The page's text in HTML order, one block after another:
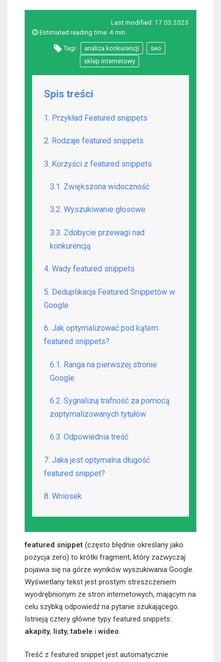
Last modified: 17.03.2023
Estimated reading time: 4 min
Tagi: analiza konkurencji
seo
sklep internetowy
Spis treści
1. Przykład Featured snippets
2. Rodzaje featured snippets
3. Korzyści z featured snippets
3.1. Zwiększona widoczność
3.2. Wyszukiwanie głosowe
3.3. Zdobycie przewagi nad
konkurencją
4. Wady featured snippets
5. Deduplikacja Featured Snippetów w
Google
6. Jak optymalizować pod kątem
featured snippets?
6.1. Ranga na pierwszej stronie
Google
6.2. Sygnalizuj trafność za pomocą
zoptymalizowanych tytułów
6.3. Odpowiednia treść
7. Jaka jest optymalna długość
featured snippet?
8. Wniosek
featured snippet (często błędnie określany jako
pozycja zero) to krótki fragment, który zazwyczaj
pojawia się na górze wyników wyszukiwania Google.
Wyświetlany tekst jest prostym streszczeniem
wyodrębnionym ze stron internetowych, mającym na
celu szybką odpowiedź na pytanie szukającego.
Istnieją cztery główne typy featured snippets:
akapity, listy,tabele iwideo
Treść z featured snippet jest automatycznie